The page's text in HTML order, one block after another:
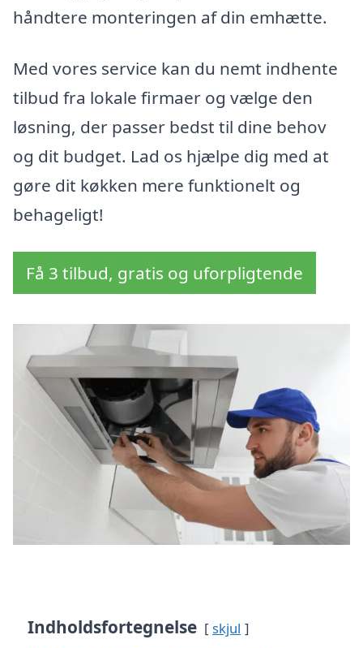
håndtere monteringen af din emhætte.
Med vores service kan du nemt indhente
tilbud fra lokale firmaer og vælge den
løsning, der passer bedst til dine behov
og dit budget. Lad os hjælpe dig med at
gøre dit køkken mere funktionelt og
behageligt!
Få 3 tilbud, gratis og uforpligtende
Indholdsfortegnelse skjul